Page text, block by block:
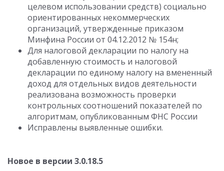
целевом использовании средств) социально
ориентированных некоммерческих
организаций, утвержденные приказом
Минфина России от 04.12.2012 № 154н;
Для налоговой декларации по налогу на
добавленную стоимость и налоговой
декларации по единому налогу на вмененный
доход для отдельных видов деятельности
реализована возможность проверки
контрольных соотношений показателей по
алгоритмам, опубликованным ФНС России
Исправлены выявленные ошибки.
Новое в версии 3.0.18.5